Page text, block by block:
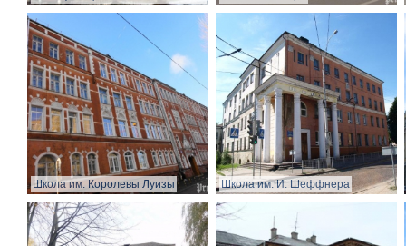
Школа им. Королевы Луизы Школа им. И. Шеффнера